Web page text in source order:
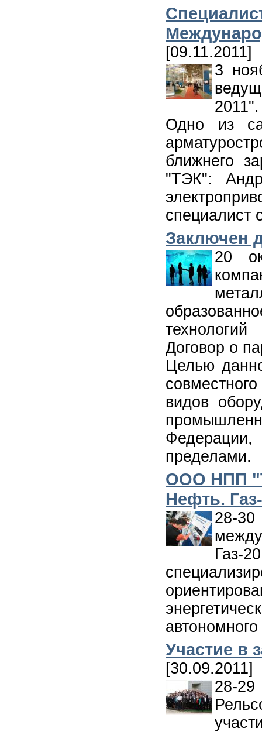
[09.11.2011]
3
2011".
Одно из
ближнего
"ТЭК":
специалист
Заключен
20
Договор о
Целью
видов
Федерации,
пределами.
ООО НПП
Нефть.
28-
Газ-
Участие в
[30.09.2011]
28-29